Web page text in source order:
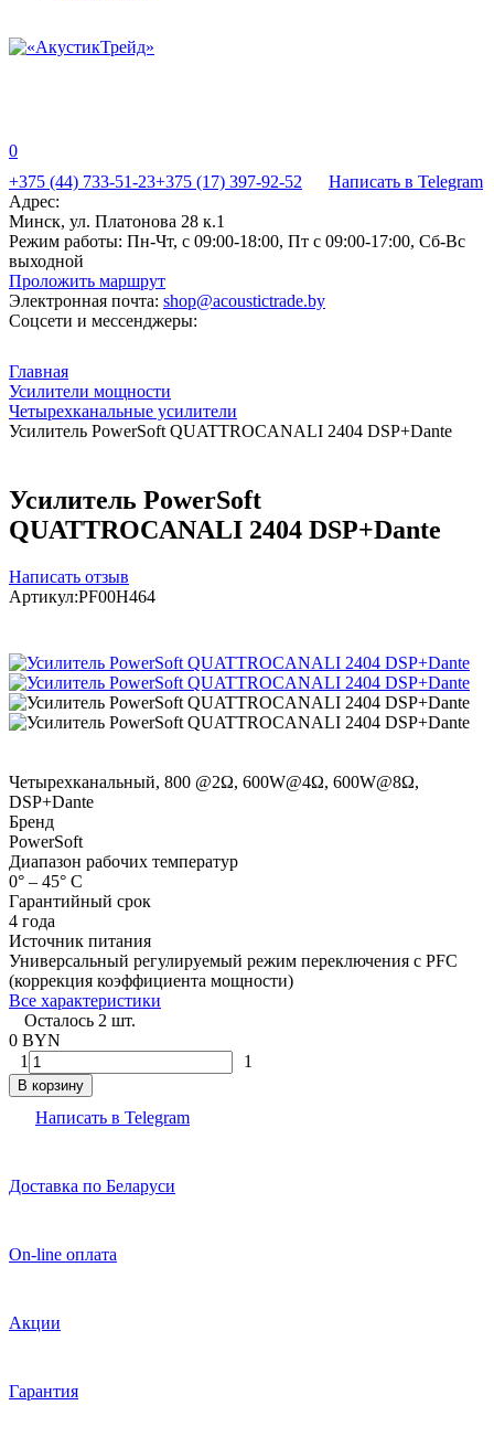
0
+375 (44) 733-51-23+375 (17) 397-92-52
Написать в Telegram
Адрес:
Минск, ул. Платонова 28 к.1
Режим работы: Пн-Чт, с 09:00-18:00, Пт с 09:00-17:00, Сб-Вс
выходной
Проложить маршрут
Электронная почта: shop@acoustictrade.by
Соцсети и мессенджеры:
Главная
Усилители мощности
Четырехканальные усилители
Усилитель PowerSoft QUATTROCANALI 2404 DSP+Dante
Усилитель PowerSoft
QUATTROCANALI 2404 DSP+Dante
Написать отзыв
Артикул:PF00H464
Четырехканальный, 800 @2Ω, 600W@4Ω, 600W@8Ω,
DSP+Dante
Бренд
PowerSoft
Диапазон рабочих температур
0° – 45° C
Гарантийный срок
4 года
Источник питания
Универсальный регулируемый режим переключения с PFC
(коррекция коэффициента мощности)
Все характеристики
Осталось 2 шт.
0 BYN
1
1
В корзину
Написать в Telegram
Доставка по Беларуси
On-line оплата
Акции
Гарантия